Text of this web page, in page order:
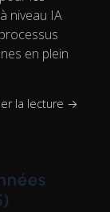
niveau IA
en plein
la lecture →